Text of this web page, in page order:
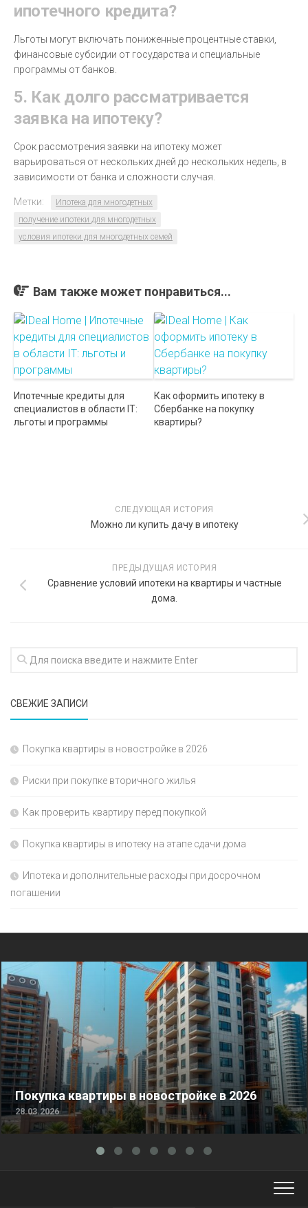
ипотечного кредита?
Льготы могут включать пониженные процентные ставки,
финансовые субсидии от государства и специальные
программы от банков.
5. Как долго рассматривается
заявка на ипотеку?
Срок рассмотрения заявки на ипотеку может
варьироваться от нескольких дней до нескольких недель, в
зависимости от банка и сложности случая.
Метки:
Ипотека для многодетных
получение ипотеки для многодетных
условия ипотеки для многодетных семей
Вам также может понравиться...
Ипотечные кредиты для
специалистов в области IT:
льготы и программы
Как оформить ипотеку в
Сбербанке на покупку
квартиры?
СЛЕДУЮЩАЯ ИСТОРИЯ
Можно ли купить дачу в ипотеку
ПРЕДЫДУЩАЯ ИСТОРИЯ
Сравнение условий ипотеки на квартиры и частные
дома.
СВЕЖИЕ ЗАПИСИ
Покупка квартиры в новостройке в 2026
Риски при покупке вторичного жилья
Как проверить квартиру перед покупкой
Покупка квартиры в ипотеку на этапе сдачи дома
Ипотека и дополнительные расходы при досрочном
погашении
Покупка квартиры в новостройке в 2026
28.03.2026